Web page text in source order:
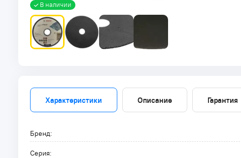
В наличии
Характеристики Описание Гарантия
Бренд:
Серия: